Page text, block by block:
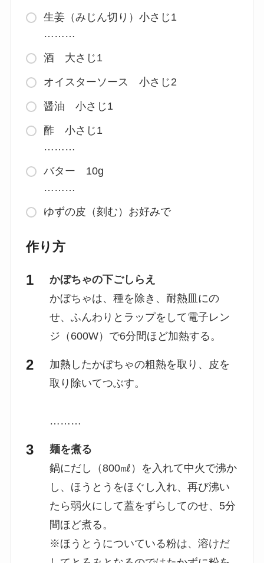
生姜（みじん切り）小さじ1
………
酒 大さじ1
オイスターソース 小さじ2
醤油 小さじ1
酢 小さじ1
………
バター 10g
………
ゆずの皮（刻む）お好みで
作り方
かぼちゃの下ごしらえ
かぼちゃは、種を除き、耐熱皿にの
せ、ふんわりとラップをして電子レン
ジ（600W）で6分間ほど加熱する。
加熱したかぼちゃの粗熱を取り、皮を
取り除いてつぶす。
………
麺を煮る
鍋にだし（800㎖）を入れて中火で沸か
し、ほうとうをほぐし入れ、再び沸い
たら弱火にして蓋をずらしてのせ、5分
間ほど煮る。
※ほうとうについている粉は、溶けだ